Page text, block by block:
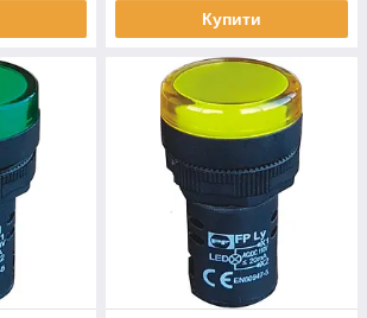
Купити